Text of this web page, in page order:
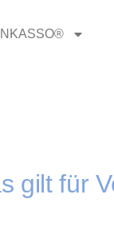
gilt für